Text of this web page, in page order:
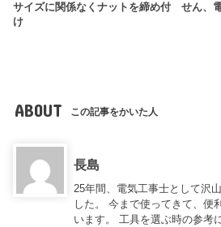
サイズに関係なくナットを締め付
け
せん、
ABOUT この記事をかいた人
長島
25年間、電気工事士として沢
した。 今まで使ってきて、便
います。 工具を選ぶ時の参考